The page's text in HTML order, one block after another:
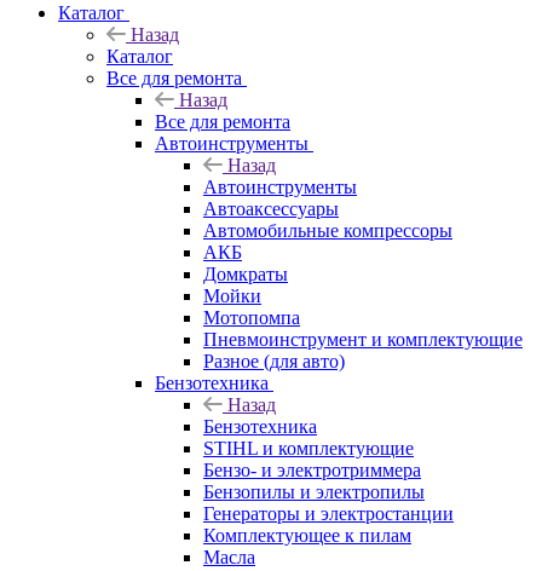
Каталог
Назад
Каталог
Все для ремонта
Назад
Все для ремонта
Автоинструменты
Назад
Автоинструменты
Автоаксессуары
Автомобильные компрессоры
АКБ
Домкраты
Мойки
Мотопомпа
Пневмоинструмент и комплектующие
Разное (для авто)
Бензотехника
Назад
Бензотехника
STIHL и комплектующие
Бензо- и электротриммера
Бензопилы и электропилы
Генераторы и электростанции
Комплектующее к пилам
Масла